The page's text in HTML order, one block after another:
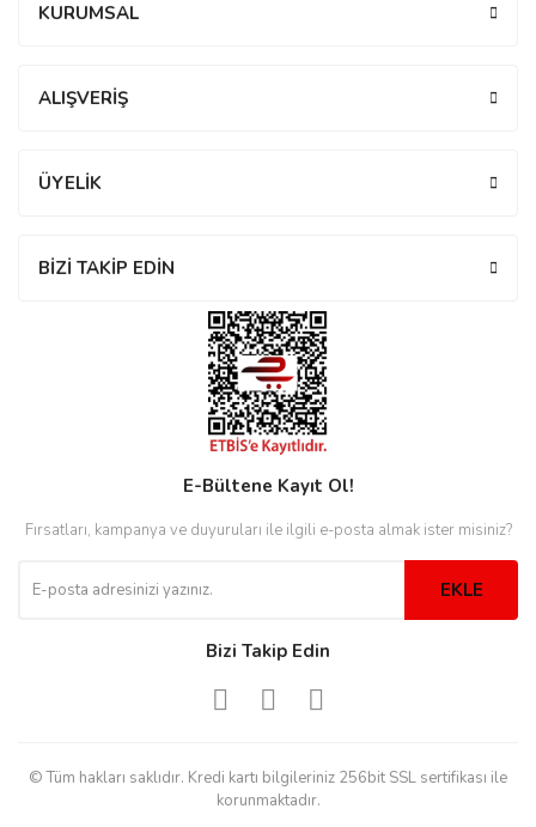
KURUMSAL
ALIŞVERİŞ
ÜYELİK
BİZİ TAKİP EDİN
E-Bültene Kayıt Ol!
Fırsatları, kampanya ve duyuruları ile ilgili e-posta almak ister misiniz?
EKLE
Bizi Takip Edin
© Tüm hakları saklıdır. Kredi kartı bilgileriniz 256bit SSL sertifikası ile
korunmaktadır.